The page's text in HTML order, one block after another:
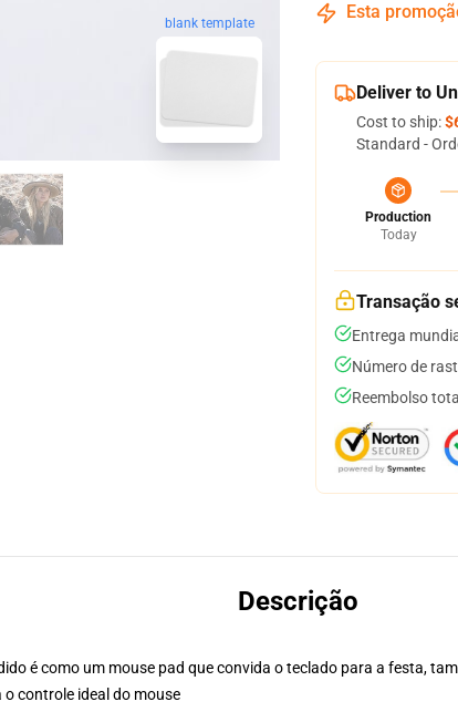
blank template
Esta
Deliver to
Cost to ship:
Standard -
Production
Today
Transação
Entrega
Número de
Reembolso
Descrição
é como um mouse pad que convida o teclado para a festa,
controle ideal do mouse